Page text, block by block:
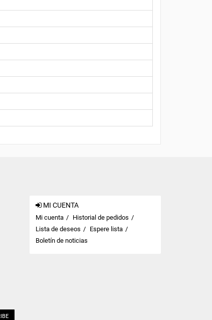
MI CUENTA
Mi cuenta
Historial de pedidos
Lista de deseos
Espere lista
Boletín de noticias